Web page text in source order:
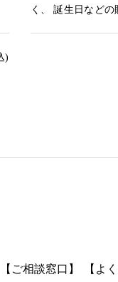
)
く、 誕生日などの
【ご相談窓口】 【よ